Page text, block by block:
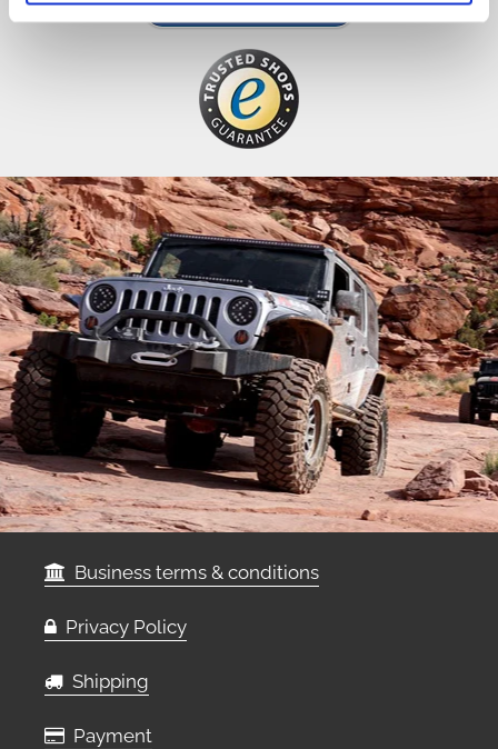
Business terms & conditions
Privacy Policy
Shipping
Payment